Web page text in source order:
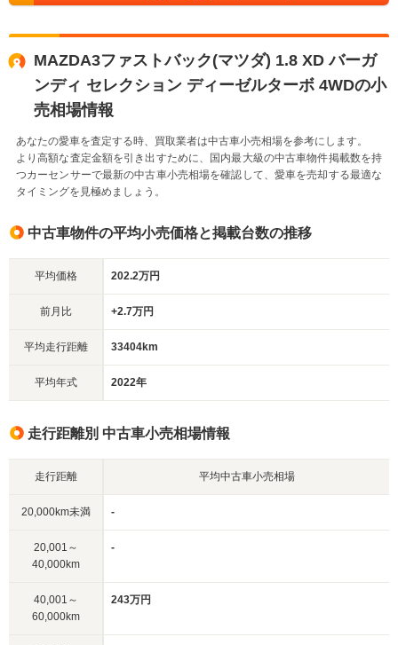
MAZDA3ファストバック(マツダ) 1.8 XD バーガ
ンディ セレクション ディーゼルターボ 4WDの小
売相場情報
あなたの愛車を査定する時、買取業者は中古車小売相場を参考にします。
より高額な査定金額を引き出すために、国内最大級の中古車物件掲載数を持
つカーセンサーで最新の中古車小売相場を確認して、愛車を売却する最適な
タイミングを見極めましょう。
中古車物件の平均小売価格と掲載台数の推移
平均価格 202.2万円
前月比 +2.7万円
平均走行距離 33404km
平均年式 2022年
走行距離別 中古車小売相場情報
走行距離 平均中古車小売相場
20,000km未満 -
20,001～
40,000km
-
40,001～
60,000km
243万円